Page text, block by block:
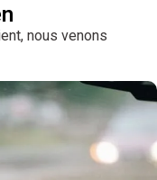
nous venons